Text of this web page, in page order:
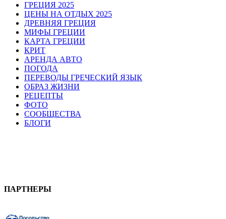
ГРЕЦИЯ 2025
ЦЕНЫ НА ОТДЫХ 2025
ДРЕВНЯЯ ГРЕЦИЯ
МИФЫ ГРЕЦИИ
КАРТА ГРЕЦИИ
КРИТ
АРЕНДА АВТО
ПОГОДА
ПЕРЕВОДЫ ГРЕЧЕСКИЙ ЯЗЫК
ОБРАЗ ЖИЗНИ
РЕЦЕПТЫ
ФОТО
СООБЩЕСТВА
БЛОГИ
ПАРТНЕРЫ